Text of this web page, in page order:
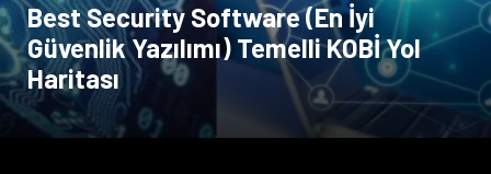
Best Security Software (En İyi
Güvenlik Yazılımı) Temelli KOBİ Yol
Haritası